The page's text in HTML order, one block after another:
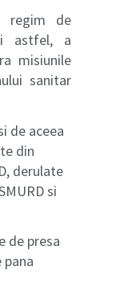
regim de
astfel, a
misiunile
sanitar
de aceea
din
derulate
si
de presa